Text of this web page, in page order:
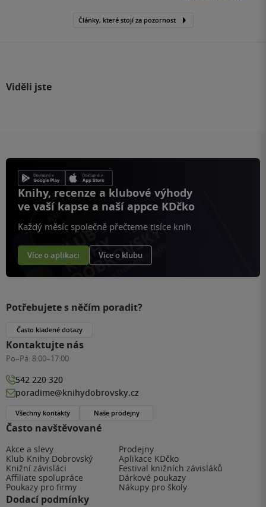
Články, které stojí za pozornost
Viděli jste
Knihy, recenze a klubové výhody
ve vaší kapse a naší appce KDčko
Každý měsíc společně přečteme tisíce knih
Více o aplikaci Více o klubu
Často navštěvované
Akce a slevy
Prodejny
Klub Knihy Dobrovský
Aplikace KDčko
Knižní závisláci
Festival knižních závisláků
Affiliate spolupráce
Dárkové poukazy
Poukazy pro firmy
Nákupy pro školy
Dodací podmínky
Potřebujete s něčím poradit?
Často kladené dotazy
Kontaktujte nás
Po–Pá: 8:00–17:00
542 220 320
poradime@knihydobrovsky.cz
Všechny kontakty Naše prodejny